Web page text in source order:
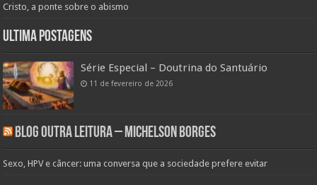
Cristo, a ponte sobre o abismo
Ultima Postagens
Série Especial – Doutrina do Santuário
11 de fevereiro de 2026
Blog Outra Leitura – Michelson Borges
Sexo, HPV e câncer: uma conversa que a sociedade prefere evitar